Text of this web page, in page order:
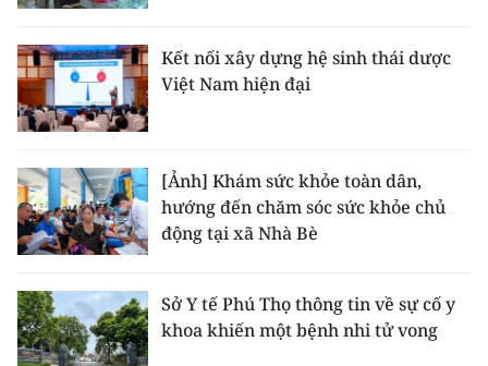
Kết nối xây dựng hệ sinh thái dược
Việt Nam hiện đại
[Ảnh] Khám sức khỏe toàn dân,
hướng đến chăm sóc sức khỏe chủ
động tại xã Nhà Bè
Sở Y tế Phú Thọ thông tin về sự cố y
khoa khiến một bệnh nhi tử vong